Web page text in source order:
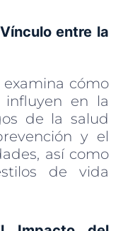
entre la
cómo
influyen en la
de la salud
y el
así como
de vida